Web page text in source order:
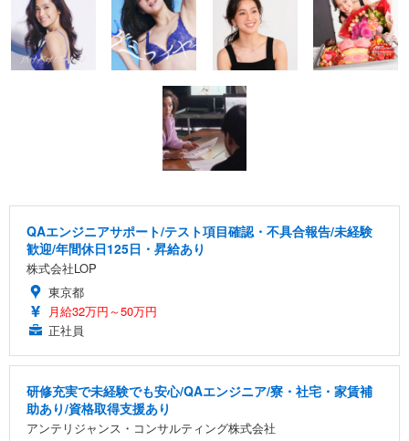
QAエンジニアサポート/テスト項目確認・不具合報告/未経験
歓迎/年間休日125日・昇給あり
株式会社LOP
東京都
月給32万円～50万円
正社員
研修充実で未経験でも安心/QAエンジニア/寮・社宅・家賃補
助あり/資格取得支援あり
アンテリジャンス・コンサルティング株式会社